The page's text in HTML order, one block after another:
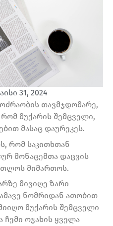
31, 2024
თავმჯდომარე,
რომ მუქარის შემცველი,
მასაც დაურეკეს.
რომ საკითხთან
მონაცემთა დაცვის
მიმართოს.
მივიღე ზარი
ნომრიდან ათობით
მუქარის შემცველი
ჩემი ოჯახის ყველა